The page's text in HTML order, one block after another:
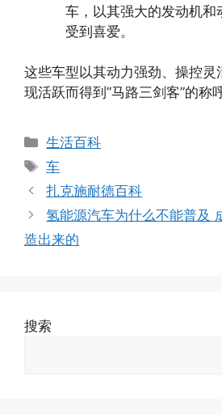
车，以其强大的发动机和
受到喜爱。
这些车型以其动力强劲、操控灵
现活跃而得到”马路三剑客”的称呼
分
类
生活百科
标
签
车
扎克施耐德百科
氢能源汽车为什么不能普及
造出来的
搜索